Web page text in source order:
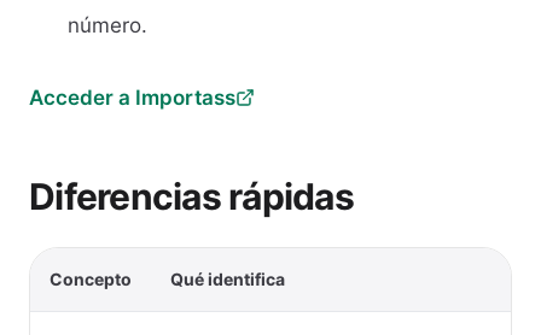
número.
Acceder a Importass
Diferencias rápidas
Concepto Qué identifica